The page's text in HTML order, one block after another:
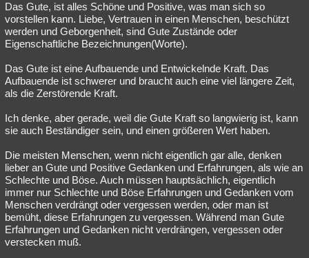
Das Gute, ist alles Schöne und Positive, was man sich so
vorstellen kann. Liebe, Vertrauen in einen Menschen, beschützt
werden und Geborgenheit, sind Gute Zustände oder
Eigenschaftliche Bezeichnungen(Worte).
Das Gute ist eine Aufbauende und Entwickelnde Kraft. Das
Aufbauende ist schwerer und braucht auch eine viel längere Zeit,
als die Zerstörende Kraft.
Ich denke, aber gerade, weil die Gute Kraft so langwierig ist, kann
sie auch Beständiger sein, und einen größeren Wert haben.
Die meisten Menschen, wenn nicht eigentlich gar alle, denken
lieber an Gute und Positive Gedanken und Erfahrungen, als wie an
Schlechte und Böse. Auch müssen hauptsächlich, eigentlich
immer nur Schlechte und Böse Erfahrungen und Gedanken vom
Menschen verdrängt oder vergessen werden, oder man ist
bemüht, diese Erfahrungen zu vergessen. Während man Gute
Erfahrungen und Gedanken nicht verdrängen, vergessen oder
verstecken muß.